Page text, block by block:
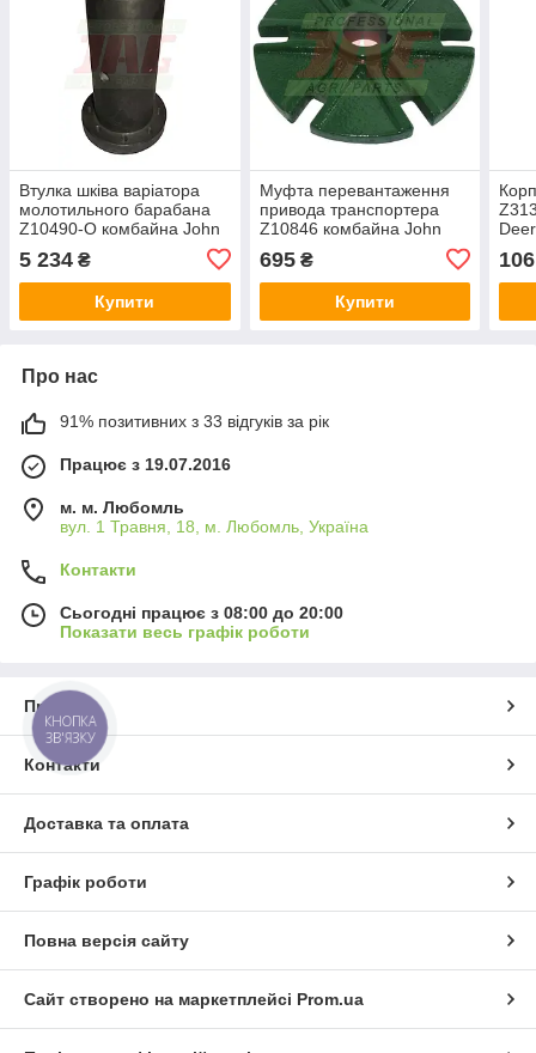
Втулка шківа варіатора
молотильного барабана
Z10490-O комбайна John
Deere L-197mm D-104mm
5 234 ₴
Купити
Муфта перевантаження
привода транспортера
Z10846 комбайна John
695₴
Купити
106
Про нас
91% позитивних з 33 відгуків за рік
Працює з 19.07.2016
м. м. Любомль
вул. 1 Травня, 18, м. Любомль, Україна
Контакти
Сьогодні працює з 08:00 до 20:00
Показати весь графік роботи
Про нас
Контакти
Доставка та оплата
Графік роботи
Повна версія сайту
Сайт створено на маркетплейсі Prom.ua
КНОПКА
ЗВ'ЯЗКУ